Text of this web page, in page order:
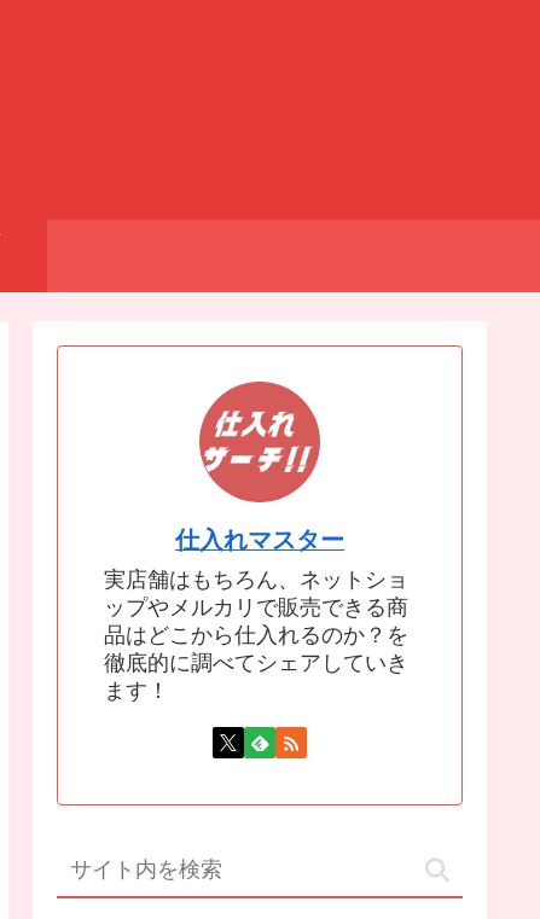
仕入れマスター
実店舗はもちろん、ネットショ
ップやメルカリで販売できる商
品はどこから仕入れるのか？を
徹底的に調べてシェアしていき
ます！